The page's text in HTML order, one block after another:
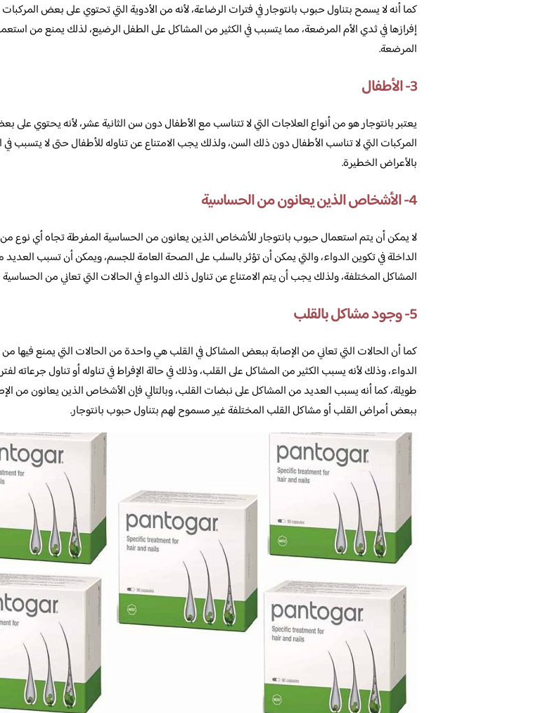
كما أنه لا يسمح بتناول حبوب بانتوجار في فترات الرضاعة، لأنه من الأدوية التي تحتوي على بعض المركبات
إفرازها في ثدي الأم المرضعة، مما يتسبب في الكثير من المشاكل على الطفل الرضيع، لذلك يمنع من
المرضعة.
3- الأطفال
يعتبر بانتوجار هو من أنواع العلاجات التي لا تتناسب مع الأطفال دون سن الثانية عشر، لأنه يحتوي على
المركبات التي لا تناسب الأطفال دون ذلك السن، ولذلك يجب الامتناع عن تناوله للأطفال حتى لا يتسبب في
بالأعراض الخطيرة.
4- الأشخاص الذين يعانون من الحساسية
لا يمكن أن يتم استعمال حبوب بانتوجار للأشخاص الذين يعانون من الحساسية المفرطة تجاه أي نوع
الداخلة في تكوين الدواء، والتي يمكن أن تؤثر بالسلب على الصحة العامة للجسم، ويمكن أن تسبب
المشاكل المختلفة، ولذلك يجب أن يتم الامتناع عن تناول ذلك الدواء في الحالات التي تعاني من
5- وجود مشاكل بالقلب
كما أن الحالات التي تعاني من الإصابة ببعض المشاكل في القلب هي واحدة من الحالات التي يمنع فيها
الدواء، وذلك لأنه يسبب الكثير من المشاكل على القلب، وذلك في حالة الإفراط في تناوله أو تناول جرعاته
طويلة، كما أنه يسبب العديد من المشاكل على نبضات القلب، وبالتالي فإن الأشخاص الذين يعانون من
ببعض أمراض القلب أو مشاكل القلب المختلفة غير مسموح لهم بتناول حبوب بانتوجار.